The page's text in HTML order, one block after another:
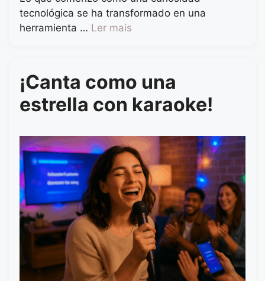
tecnológica se ha transformado en una
herramienta … Ler mais
¡Canta como una
estrella con karaoke!